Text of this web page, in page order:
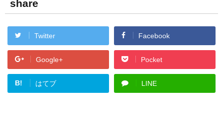
share
Twitter Facebook
Google+ Pocket
B! はてブ LINE